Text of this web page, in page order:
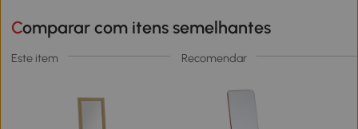
Comparar com itens semelhantes
Este item Recomendar